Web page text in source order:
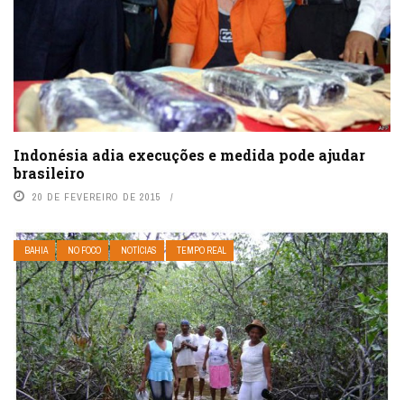
Indonésia adia execuções e medida pode ajudar
brasileiro
20 DE FEVEREIRO DE 2015
BAHIA NO FOCO NOTÍCIAS TEMPO REAL